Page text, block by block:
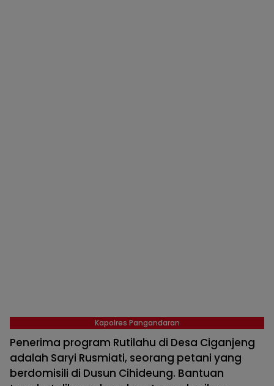
Kapolres Pangandaran
Penerima program Rutilahu di Desa Ciganjeng
adalah Saryi Rusmiati, seorang petani yang
berdomisili di Dusun Cihideung. Bantuan